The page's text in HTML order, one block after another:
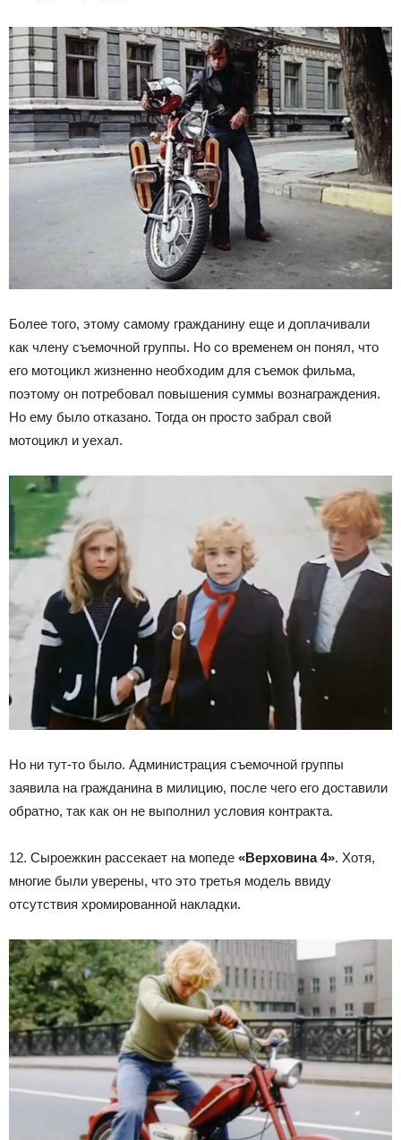
Более того, этому самому гражданину еще и доплачивали
как члену съемочной группы. Но со временем он понял, что
его мотоцикл жизненно необходим для съемок фильма,
поэтому он потребовал повышения суммы вознаграждения.
Но ему было отказано. Тогда он просто забрал свой
мотоцикл и уехал.
Но ни тут-то было. Администрация съемочной группы
заявила на гражданина в милицию, после чего его доставили
обратно, так как он не выполнил условия контракта.
12. Сыроежкин рассекает на мопеде «Верховина 4». Хотя,
многие были уверены, что это третья модель ввиду
отсутствия хромированной накладки.